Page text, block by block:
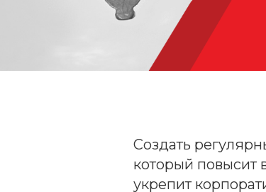
Создать
который повысит
укрепит